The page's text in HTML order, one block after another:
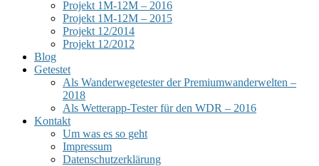
Projekt 1M-12M – 2016
Projekt 1M-12M – 2015
Projekt 12/2014
Projekt 12/2012
Blog
Getestet
Als Wanderwegetester der Premiumwanderwelten –
2018
Als Wetterapp-Tester für den WDR – 2016
Kontakt
Um was es so geht
Impressum
Datenschutzerklärung